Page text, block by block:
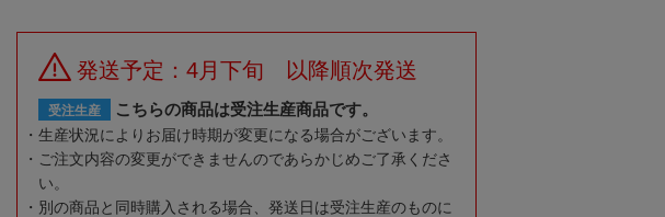
発送予定：4月下旬 以降順次発送
受注生産 こちらの商品は受注生産商品です。
生産状況によりお届け時期が変更になる場合がございます。
ご注文内容の変更ができませんのであらかじめご了承くださ
い。
別の商品と同時購入される場合、発送日は受注生産のものに